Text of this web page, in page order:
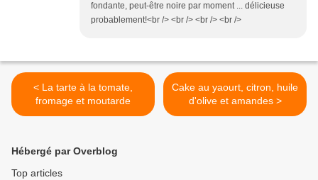
fondante, peut-être noire par moment ... délicieuse
probablement!<br /> <br /> <br /> <br />
< La tarte à la tomate,
fromage et moutarde
Cake au yaourt, citron, huile
d'olive et amandes >
Hébergé par Overblog
Top articles